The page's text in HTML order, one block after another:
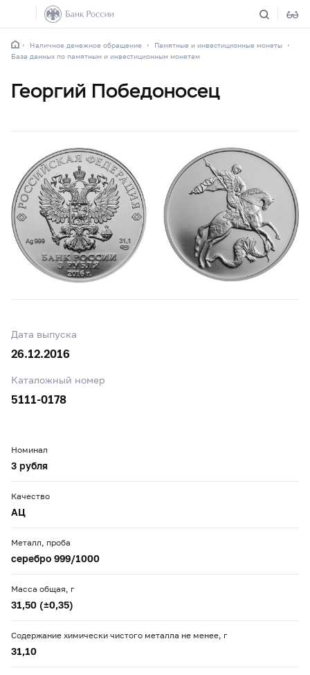
Наличное денежное обращение
Памятные и инвестиционные монеты
База данных по памятным и инвестиционным монетам
Георгий Победоносец
Дата выпуска
26.12.2016
Каталожный номер
5111-0178
Номинал
3 рубля
Качество
АЦ
Металл, проба
серебро 999/1000
Масса общая, г
31,50 (±0,35)
Содержание химически чистого металла не менее, г
31,10